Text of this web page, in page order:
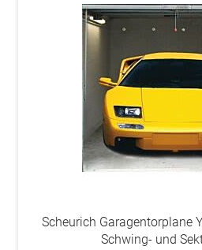
Scheurich Garagentorplane
Schwing- und